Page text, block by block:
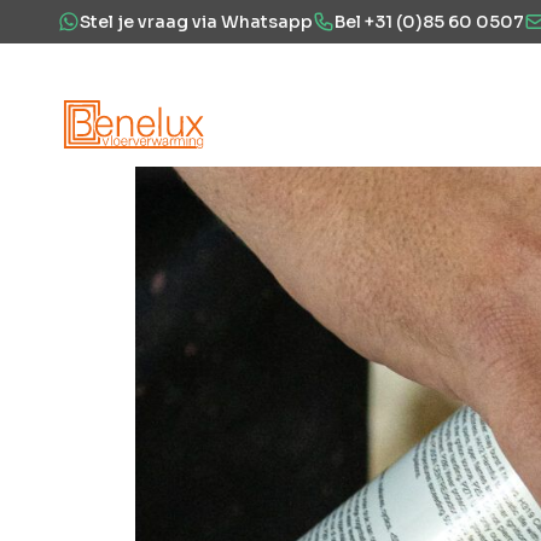
Stel je vraag via Whatsapp Bel +31 (0)85 60 0507
Vloerverwarming Projecten Over ons